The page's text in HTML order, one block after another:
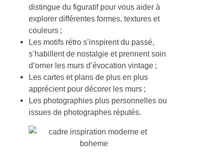
distingue du figuratif pour vous aider à
explorer différentes formes, textures et
couleurs ;
Les motifs rétro s’inspirent du passé,
s’habillent de nostalgie et prennent soin
d’orner les murs d’évocation vintage ;
Les cartes et plans de plus en plus
apprécient pour décorer les murs ;
Les photographies plus personnelles ou
issues de photographes réputés.